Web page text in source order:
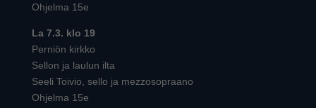
Ohjelma 15e
La 7.3. klo 19
Perniön kirkko
Sellon ja laulun ilta
Seeli Toivio, sello ja mezzosopraano
Ohjelma 15e